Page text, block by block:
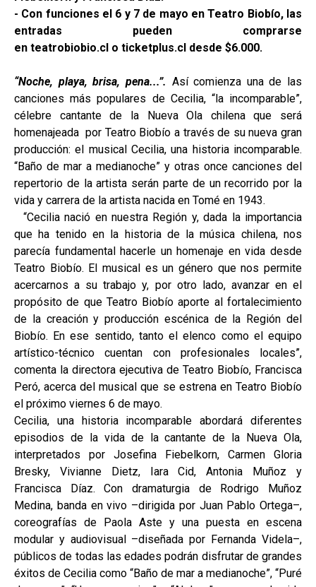
- Con funciones el 6 y 7 de mayo en Teatro Biobío, las
entradas pueden comprarse
en teatrobiobio.cl o ticketplus.cl desde $6.000.
“Noche, playa, brisa, pena...”. Así comienza una de las
canciones más populares de Cecilia, “la incomparable”,
célebre cantante de la Nueva Ola chilena que será
homenajeada por Teatro Biobío a través de su nueva gran
producción: el musical Cecilia, una historia incomparable.
“Baño de mar a medianoche” y otras once canciones del
repertorio de la artista serán parte de un recorrido por la
vida y carrera de la artista nacida en Tomé en 1943.
“Cecilia nació en nuestra Región y, dada la importancia
que ha tenido en la historia de la música chilena, nos
parecía fundamental hacerle un homenaje en vida desde
Teatro Biobío. El musical es un género que nos permite
acercarnos a su trabajo y, por otro lado, avanzar en el
propósito de que Teatro Biobío aporte al fortalecimiento
de la creación y producción escénica de la Región del
Biobío. En ese sentido, tanto el elenco como el equipo
artístico-técnico cuentan con profesionales locales”,
comenta la directora ejecutiva de Teatro Biobío, Francisca
Peró, acerca del musical que se estrena en Teatro Biobío
el próximo viernes 6 de mayo.
Cecilia, una historia incomparable abordará diferentes
episodios de la vida de la cantante de la Nueva Ola,
interpretados por Josefina Fiebelkorn, Carmen Gloria
Bresky, Vivianne Dietz, Iara Cid, Antonia Muñoz y
Francisca Díaz. Con dramaturgia de Rodrigo Muñoz
Medina, banda en vivo –dirigida por Juan Pablo Ortega–,
coreografías de Paola Aste y una puesta en escena
modular y audiovisual –diseñada por Fernanda Videla–,
públicos de todas las edades podrán disfrutar de grandes
éxitos de Cecilia como “Baño de mar a medianoche”, “Puré